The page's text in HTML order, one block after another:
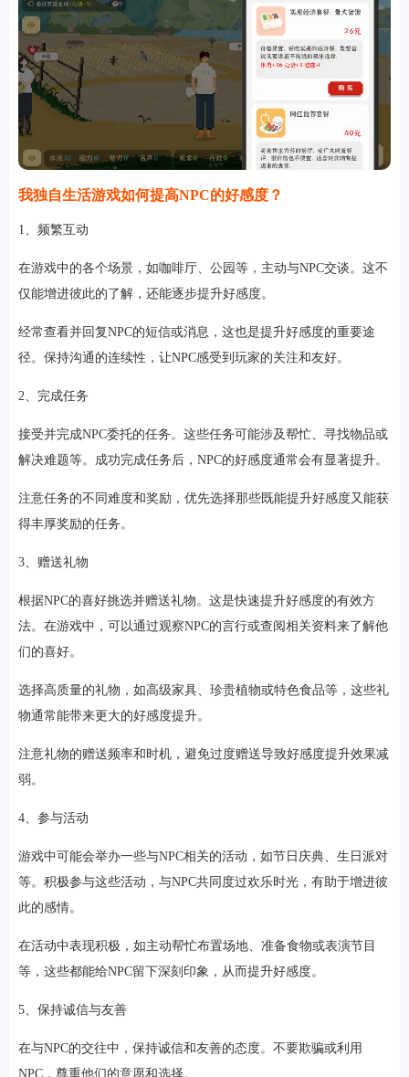
我独自生活游戏如何提高NPC的好感度？
1、频繁互动
在游戏中的各个场景，如咖啡厅、公园等，主动与NPC交谈。这不
仅能增进彼此的了解，还能逐步提升好感度。
经常查看并回复NPC的短信或消息，这也是提升好感度的重要途
径。保持沟通的连续性，让NPC感受到玩家的关注和友好。
2、完成任务
接受并完成NPC委托的任务。这些任务可能涉及帮忙、寻找物品或
解决难题等。成功完成任务后，NPC的好感度通常会有显著提升。
注意任务的不同难度和奖励，优先选择那些既能提升好感度又能获
得丰厚奖励的任务。
3、赠送礼物
根据NPC的喜好挑选并赠送礼物。这是快速提升好感度的有效方
法。在游戏中，可以通过观察NPC的言行或查阅相关资料来了解他
们的喜好。
选择高质量的礼物，如高级家具、珍贵植物或特色食品等，这些礼
物通常能带来更大的好感度提升。
注意礼物的赠送频率和时机，避免过度赠送导致好感度提升效果减
弱。
4、参与活动
游戏中可能会举办一些与NPC相关的活动，如节日庆典、生日派对
等。积极参与这些活动，与NPC共同度过欢乐时光，有助于增进彼
此的感情。
在活动中表现积极，如主动帮忙布置场地、准备食物或表演节目
等，这些都能给NPC留下深刻印象，从而提升好感度。
5、保持诚信与友善
在与NPC的交往中，保持诚信和友善的态度。不要欺骗或利用
NPC，尊重他们的意愿和选择。